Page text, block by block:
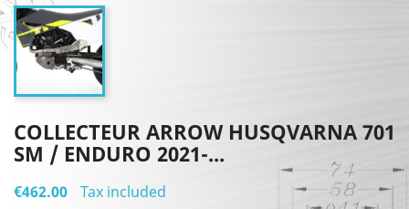
COLLECTEUR ARROW HUSQVARNA 701
SM / ENDURO 2021-...
€462.00 Tax included